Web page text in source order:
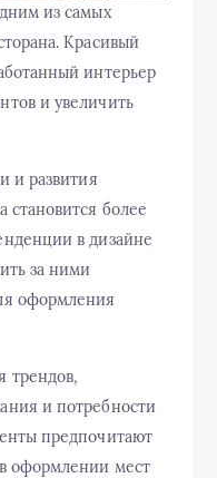
из самых
Красивый
интерьер
и увеличить
и развития
становится более
в дизайне
за ними
оформления
трендов,
и потребности
предпочитают
оформлении мест